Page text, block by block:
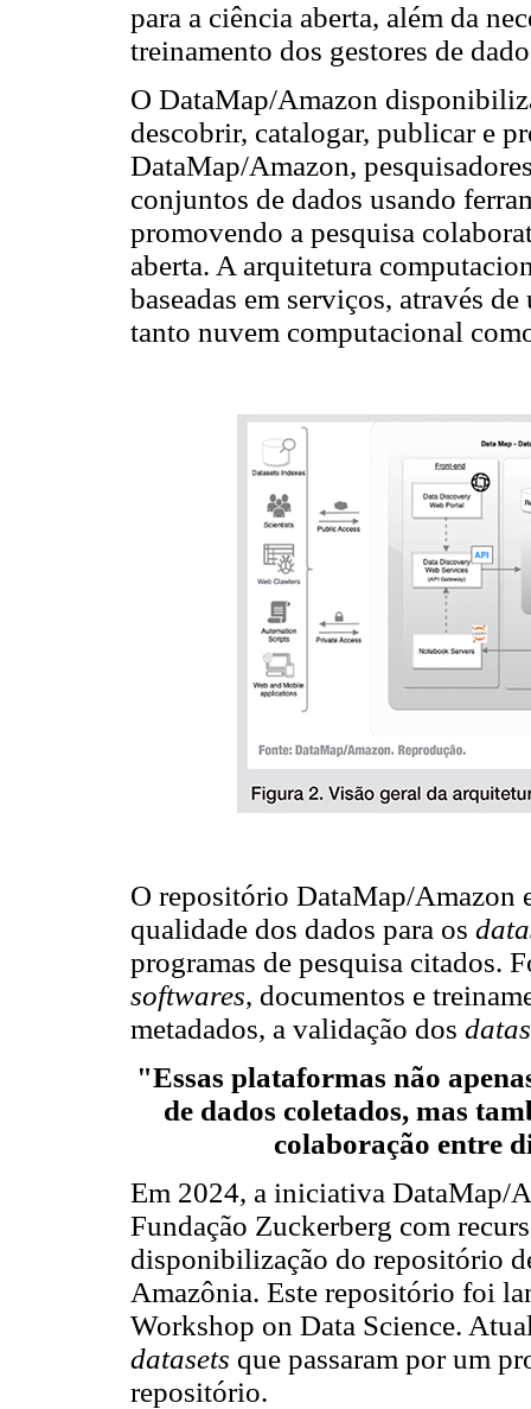
para a ciência aberta, além da
treinamento dos gestores de
O DataMap/Amazon
descobrir, catalogar, publicar e
DataMap/Amazon,
conjuntos de dados usando
promovendo a pesquisa
aberta. A arquitetura
baseadas em serviços, através
tanto nuvem computacional
O repositório DataMap/Amazon
qualidade dos dados para os
programas de pesquisa citados.
softwares, documentos e
metadados, a validação dos
"Essas plataformas não
de dados coletados, mas
colaboração entre
Em 2024, a iniciativa DataMap/
Fundação Zuckerberg com
disponibilização do repositório
Amazônia. Este repositório foi
Workshop on Data Science.
datasets que passaram por um
repositório.